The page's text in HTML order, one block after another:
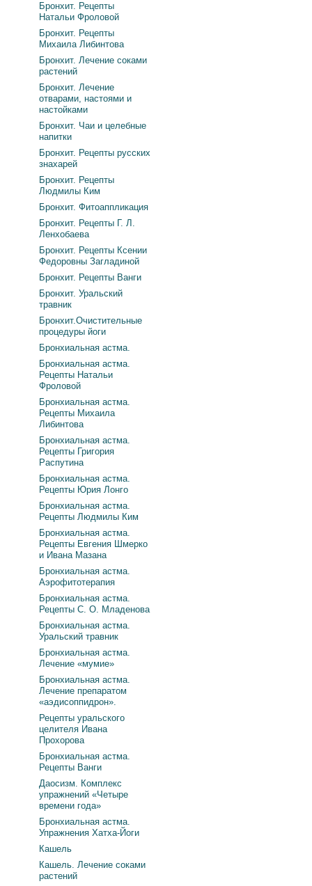
Бронхит. Рецепты
Натальи Фроловой
Бронхит. Рецепты
Михаила Либинтова
Бронхит. Лечение соками
растений
Бронхит. Лечение
отварами, настоями и
настойками
Бронхит. Чаи и целебные
напитки
Бронхит. Рецепты русских
знахарей
Бронхит. Рецепты
Людмилы Ким
Бронхит. Фитоаппликация
Бронхит. Рецепты Г. Л.
Ленхобаева
Бронхит. Рецепты Ксении
Федоровны Загладиной
Бронхит. Рецепты Ванги
Бронхит. Уральский
травник
Бронхит.Очистительные
процедуры йоги
Бронхиальная астма.
Бронхиальная астма.
Рецепты Натальи
Фроловой
Бронхиальная астма.
Рецепты Михаила
Либинтова
Бронхиальная астма.
Рецепты Григория
Распутина
Бронхиальная астма.
Рецепты Юрия Лонго
Бронхиальная астма.
Рецепты Людмилы Ким
Бронхиальная астма.
Рецепты Евгения Шмерко
и Ивана Мазана
Бронхиальная астма.
Аэрофитотерапия
Бронхиальная астма.
Рецепты С. О. Младенова
Бронхиальная астма.
Уральский травник
Бронхиальная астма.
Лечение «мумие»
Бронхиальная астма.
Лечение препаратом
«аэдисоппидрон».
Рецепты уральского
целителя Ивана
Прохорова
Бронхиальная астма.
Рецепты Ванги
Даосизм. Комплекс
упражнений «Четыре
времени года»
Бронхиальная астма.
Упражнения Хатха-Йоги
Кашель
Кашель. Лечение соками
растений